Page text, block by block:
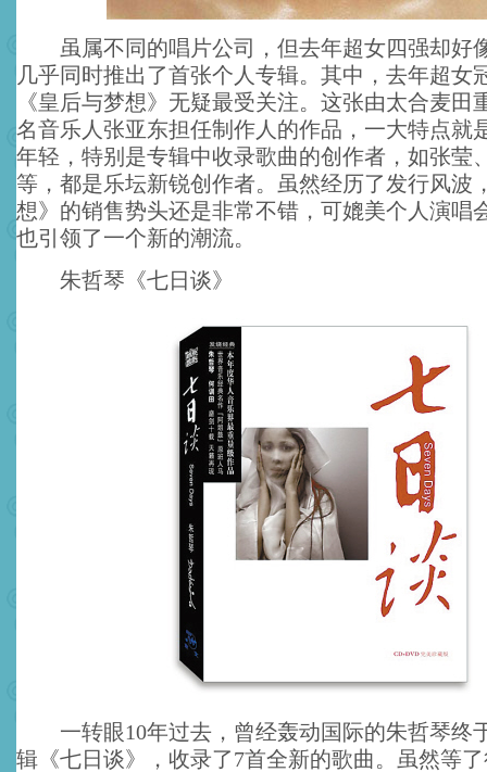
虽属不同的唱片公司，但去年超女四强却好
几乎同时推出了首张个人专辑。其中，去年超女
《皇后与梦想》无疑最受关注。这张由太合麦田
名音乐人张亚东担任制作人的作品，一大特点就
年轻，特别是专辑中收录歌曲的创作者，如张莹
等，都是乐坛新锐创作者。虽然经历了发行风波
想》的销售势头还是非常不错，可媲美个人演唱
也引领了一个新的潮流。
朱哲琴《七日谈》
一转眼10年过去，曾经轰动国际的朱哲琴终
辑《七日谈》，收录了7首全新的歌曲。虽然等